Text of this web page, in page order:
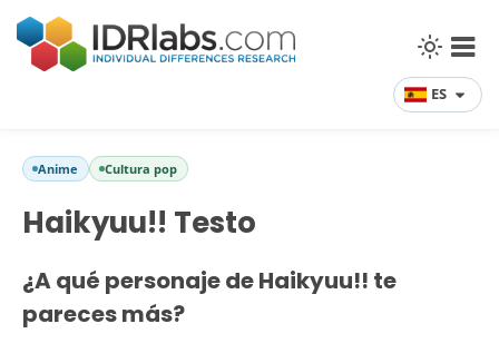
ES
Anime Cultura pop
Haikyuu!! Testo
¿A qué personaje de Haikyuu!! te
pareces más?